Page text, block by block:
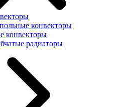
конвекторы
конвекторы
радиаторы